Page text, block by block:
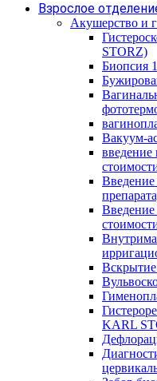
Взрослое
Акушерство и
STORZ)
Биопсия
Вакуум-
Введение
Вскрытие
KARL